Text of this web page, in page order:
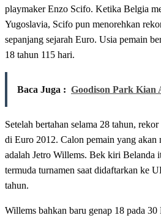
playmaker Enzo Scifo. Ketika Belgia
Yugoslavia, Scifo pun menorehkan
sepanjang sejarah Euro. Usia pemain
18 tahun 115 hari.
Baca Juga : Goodison Park Kian
Setelah bertahan selama 28 tahun,
di Euro 2012. Calon pemain yang akan
adalah Jetro Willems. Bek kiri Belanda
termuda turnamen saat didaftarkan ke
tahun.
Willems bahkan baru genap 18 pada